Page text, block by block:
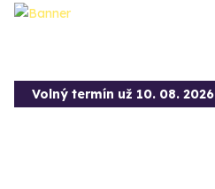
Volný termín už 10. 08. 2026